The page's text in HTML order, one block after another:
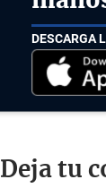
DESCARGA
Deja tu